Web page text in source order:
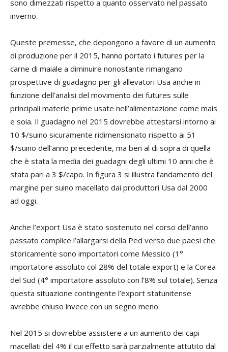
sono dimezzati rispetto a quanto osservato nel passato
inverno.
Queste premesse, che depongono a favore di un aumento
di produzione per il 2015, hanno portato i futures per la
carne di maiale a diminuire nonostante rimangano
prospettive di guadagno per gli allevatori Usa anche in
funzione dell’analisi del movimento dei futures sulle
principali materie prime usate nell’alimentazione come mais
e soia. Il guadagno nel 2015 dovrebbe attestarsi intorno ai
10 $/suino sicuramente ridimensionato rispetto ai 51
$/suino dell’anno precedente, ma ben al di sopra di quella
che è stata la media dei guadagni degli ultimi 10 anni che è
stata pari a 3 $/capo. In figura 3 si illustra l’andamento del
margine per suino macellato dai produttori Usa dal 2000
ad oggi.
Anche l’export Usa è stato sostenuto nel corso dell’anno
passato complice l’allargarsi della Ped verso due paesi che
storicamente sono importatori come Messico (1°
importatore assoluto col 28% del totale export) e la Corea
del Sud (4° importatore assoluto con l’8% sul totale). Senza
questa situazione contingente l’export statunitense
avrebbe chiuso invece con un segno meno.
Nel 2015 si dovrebbe assistere a un aumento dei capi
macellati del 4% il cui effetto sarà parzialmente attutito dal